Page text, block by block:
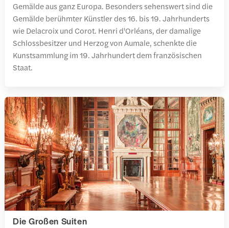
Gemälde aus ganz Europa. Besonders sehenswert sind die
Gemälde berühmter Künstler des 16. bis 19. Jahrhunderts
wie Delacroix und Corot. Henri d'Orléans, der damalige
Schlossbesitzer und Herzog von Aumale, schenkte die
Kunstsammlung im 19. Jahrhundert dem französischen
Staat.
Die Großen Suiten